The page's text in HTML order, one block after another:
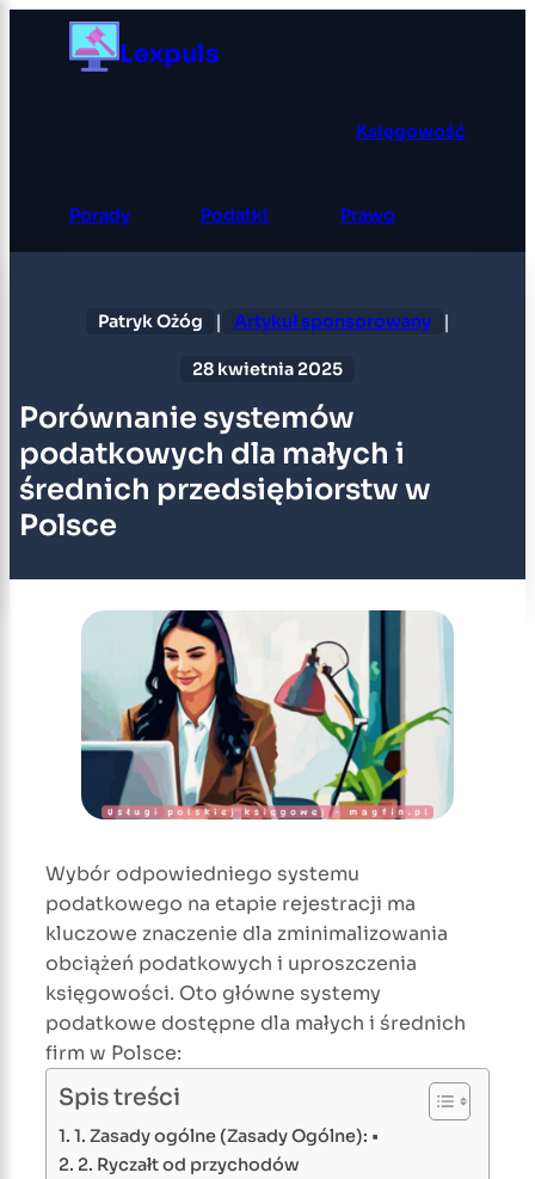
Przejdź
Lexpuls
Księgowość
Porady Podatki Prawo
Patryk Ożóg | Artykuł sponsorowany |
28 kwietnia 2025
Porównanie systemów
podatkowych dla małych i
średnich przedsiębiorstw w
Polsce
Wybór odpowiedniego systemu
podatkowego na etapie rejestracji ma
kluczowe znaczenie dla zminimalizowania
obciążeń podatkowych i uproszczenia
księgowości. Oto główne systemy
podatkowe dostępne dla małych i średnich
firm w Polsce:
Spis treści
1. Zasady ogólne (Zasady Ogólne): •
2. Ryczałt od przychodów